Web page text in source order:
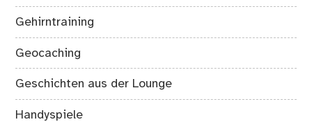
Gehirntraining
Geocaching
Geschichten aus der Lounge
Handyspiele